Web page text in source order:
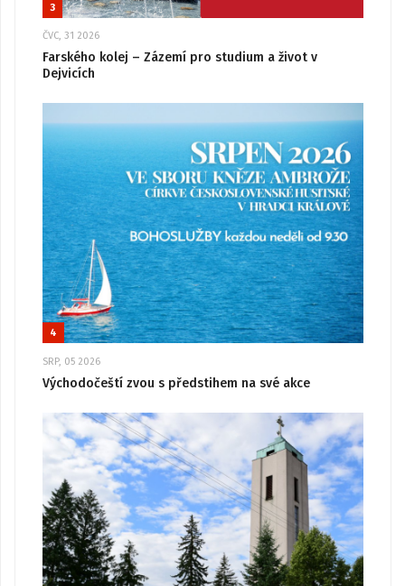
3
ČVC, 31 2026
Farského kolej – Zázemí pro studium a život v
Dejvicích
4
SRP, 05 2026
Východočeští zvou s předstihem na své akce